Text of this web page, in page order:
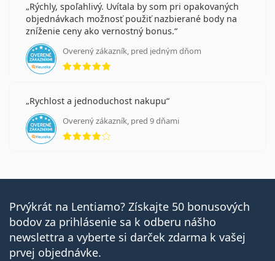
Rýchly, spoľahlivý. Uvítala by som pri opakovaných
objednávkach možnosť použiť nazbierané body na
zníženie ceny ako vernostný bonus.
Overený zákazník, pred jedným dňom
hodnotenie 5 z 5
Rychlost a jednoduchost nakupu
Overený zákazník, pred 9 dňami
hodnotenie 4 z 5
Prvýkrát na Lentiamo? Získajte 50 bonusových
bodov za prihlásenie sa k odberu nášho
newslettra a vyberte si darček zdarma k vašej
prvej objednávke.